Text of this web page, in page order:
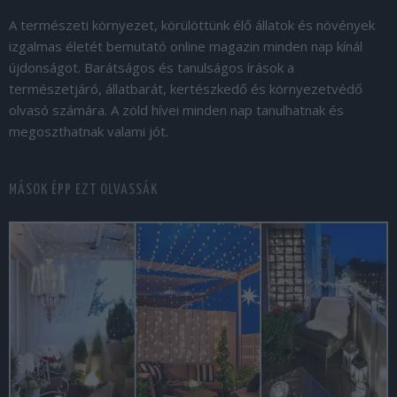
A természeti környezet, körülöttünk élő állatok és növények
izgalmas életét bemutató online magazin minden nap kínál
újdonságot. Barátságos és tanulságos írások a
természetjáró, állatbarát, kertészkedő és környezetvédő
olvasó számára. A zöld hívei minden nap tanulhatnak és
megoszthatnak valami jót.
MÁSOK ÉPP EZT OLVASSÁK